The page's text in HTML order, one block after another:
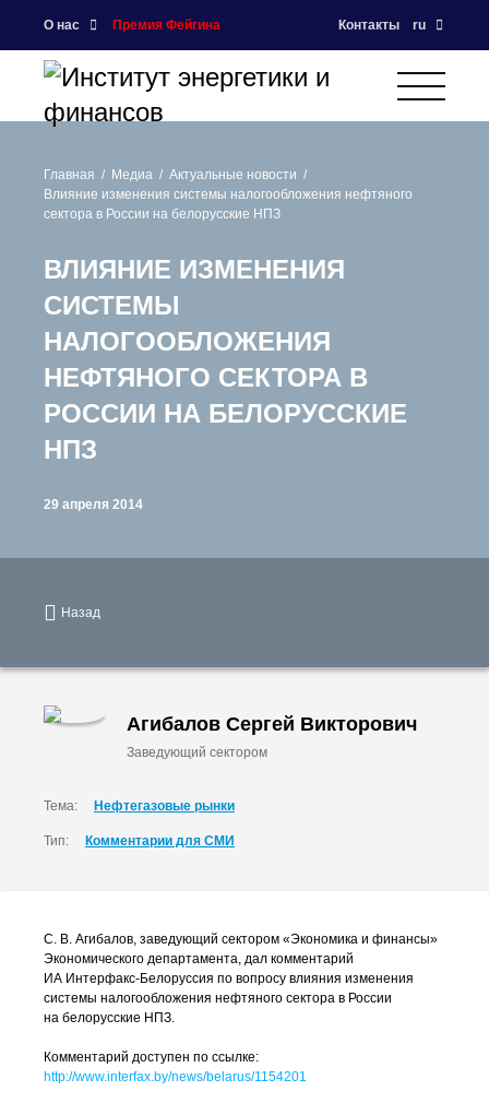
О нас Премия Фейгина Контакты ru
Главная Медиа
Актуальные новости
Влияние изменения системы налогообложения нефтяного
сектора в России на белорусские НПЗ
ВЛИЯНИЕ ИЗМЕНЕНИЯ
СИСТЕМЫ
НАЛОГООБЛОЖЕНИЯ
НЕФТЯНОГО СЕКТОРА В
РОССИИ НА БЕЛОРУССКИЕ
НПЗ
29 апреля 2014
Назад
Агибалов Сергей Викторович
Заведующий сектором
Тема: Нефтегазовые рынки
Тип: Комментарии для СМИ
С. В. Агибалов, заведующий сектором «Экономика и финансы»
Экономического департамента, дал комментарий
ИА Интерфакс-Белоруссия по вопросу влияния изменения
системы налогообложения нефтяного сектора в России
на белорусские НПЗ.
Комментарий доступен по ссылке:
http://www.interfax.by/news/belarus/1154201